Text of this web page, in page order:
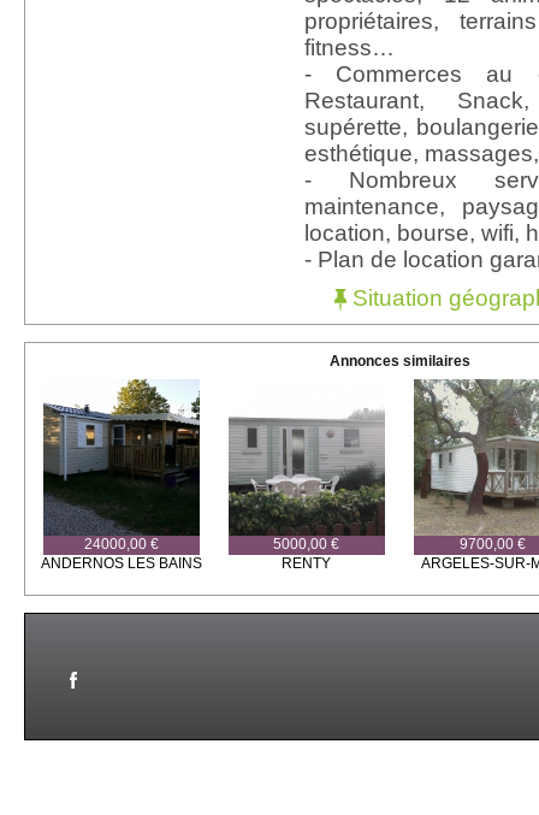
propriétaires,
fitness…
- Commerces
Restaurant,
supérette,
esthétique,
- Nombreux
maintenance,
location, bourse, wifi,
- Plan de location
Situation
Annonces similaires
24000,00 €
ANDERNOS LES BAINS
5000,00 €
RENTY
9700,00 €
ARGELES-SUR-